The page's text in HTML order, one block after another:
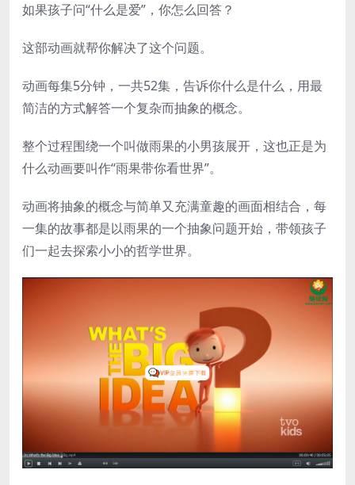
如果孩子问“什么是爱”，你怎么回答？
这部动画就帮你解决了这个问题。
动画每集5分钟，一共52集，告诉你什么是什么，用最
简洁的方式解答一个复杂而抽象的概念。
整个过程围绕一个叫做雨果的小男孩展开，这也正是为
什么动画要叫作“雨果带你看世界”。
动画将抽象的概念与简单又充满童趣的画面相结合，每
一集的故事都是以雨果的一个抽象问题开始，带领孩子
们一起去探索小小的哲学世界。